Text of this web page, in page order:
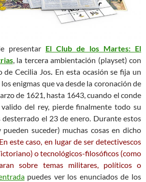
presentar El Club de los Martes: El
, la tercera ambientación (playset) con
de Cecilia Jos. En esta ocasión se fija un
enigmas que va desde la coronación de
de 1621, hasta 1643, cuando el conde
del rey, pierde finalmente todo su
el 23 de enero. Durante estos
suceder) muchas cosas en dicho
En este caso, en lugar de ser detectivescos
o tecnológicos-filosóficos (como
sobre temas militares, políticos o
puedes ver los enunciados de los